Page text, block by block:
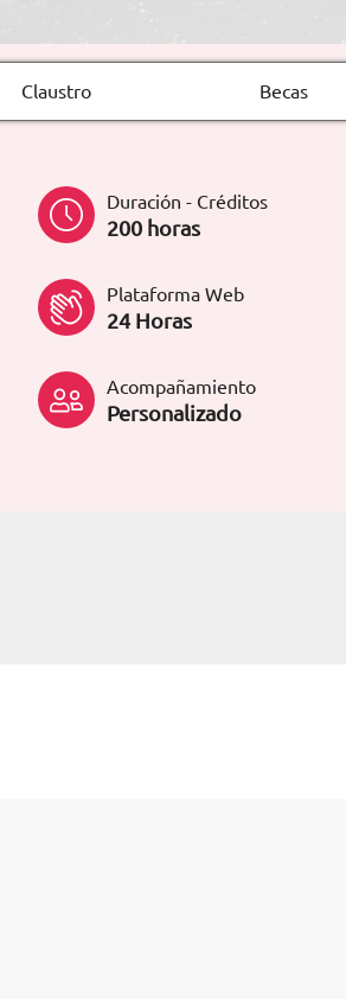
Claustro Becas
Duración - Créditos
200 horas
Plataforma Web
24 Horas
Acompañamiento
Personalizado